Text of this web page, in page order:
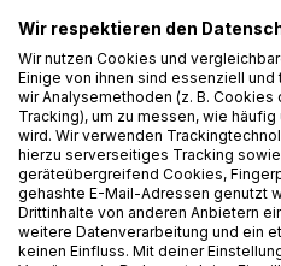
Sie sind meines
Hiermit notiere ich
Erlebnisse aus
Kannst du die
So wirst du
Bediene dich,
Erlebe, rieche,
Wir respektieren den
Wir nutzen Cookies und
Einige von ihnen sind essenziell
wir Analysemethoden (z. B.
Tracking), um zu messen, wie
wird. Wir verwenden
hierzu serverseitiges Tracking
geräteübergreifend Cookies,
gehashte E-Mail-Adressen genutzt
Drittinhalte von anderen Anbietern
weitere Datenverarbeitung und ein
keinen Einfluss. Mit deiner